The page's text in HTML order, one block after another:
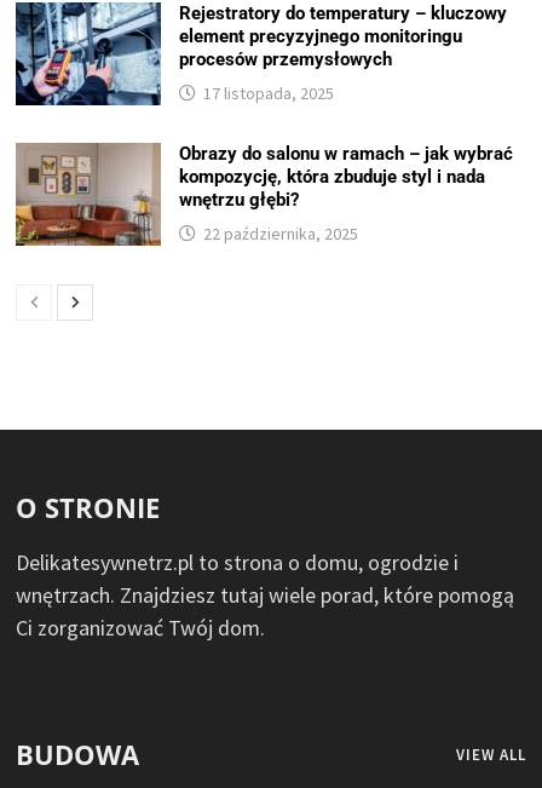
Rejestratory do temperatury – kluczowy
element precyzyjnego monitoringu
procesów przemysłowych
17 listopada, 2025
Obrazy do salonu w ramach – jak wybrać
kompozycję, która zbuduje styl i nada
wnętrzu głębi?
22 października, 2025
O STRONIE
Delikatesywnetrz.pl to strona o domu, ogrodzie i
wnętrzach. Znajdziesz tutaj wiele porad, które pomogą
Ci zorganizować Twój dom.
BUDOWA VIEW ALL